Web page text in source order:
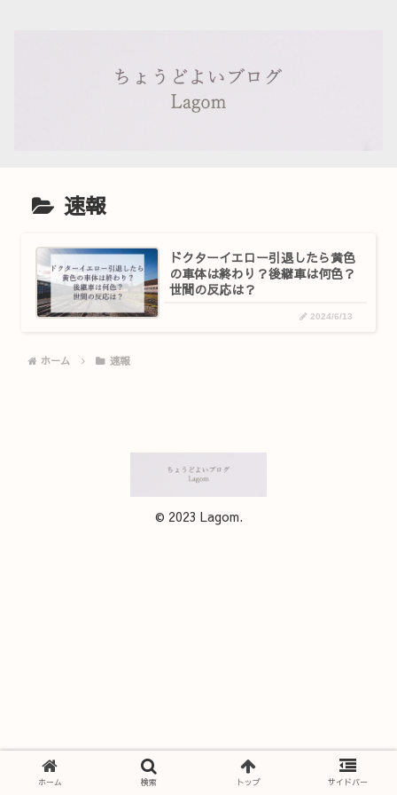
速報
ドクターイエロー引退したら黄色
の車体は終わり？後継車は何色？
世間の反応は？
2024/6/13
ホーム 速報
© 2023 Lagom.
ホーム 検索 トップ サイドバー